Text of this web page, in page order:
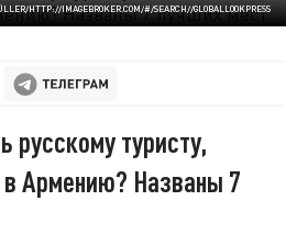
HTTP://IMAGEBROKER.COM/#/SEARCH//GLOBALLOOKPRESS
русскому туристу,
Армению? Названы 7